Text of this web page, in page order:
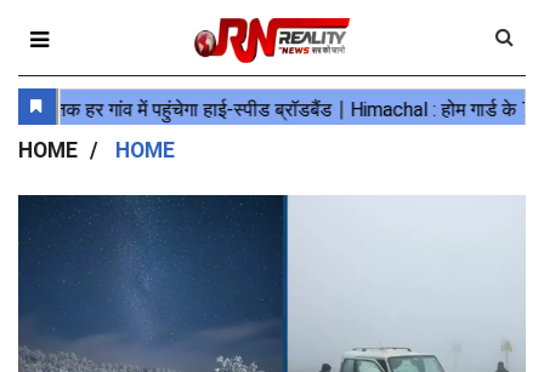
HOME HOME